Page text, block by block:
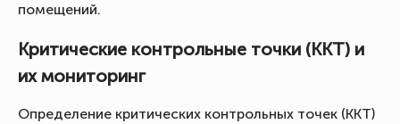
помещений.
Критические контрольные точки (ККТ) и
их мониторинг
Определение критических контрольных точек (ККТ)